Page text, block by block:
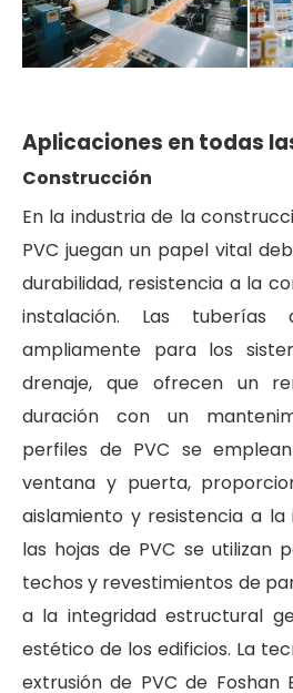
Aplicaciones en todas
Construcción
En la industria de la
PVC juegan un papel vital
durabilidad, resistencia a la
instalación. Las
ampliamente para los
drenaje, que ofrecen un
duración con un
perfiles de PVC se
ventana y puerta,
aislamiento y resistencia a la
las hojas de PVC se utilizan
techos y revestimientos de
a la integridad estructural
estético de los edificios. La
extrusión de PVC de Foshan